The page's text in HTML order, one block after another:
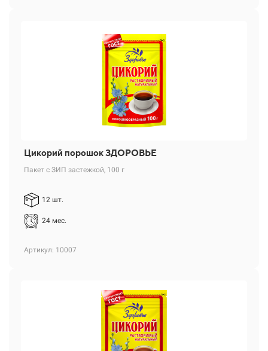
Цикорий порошок ЗДОРОВЬЕ
Пакет с ЗИП застежкой, 100 г
12 шт.
24 мес.
Артикул: 10007